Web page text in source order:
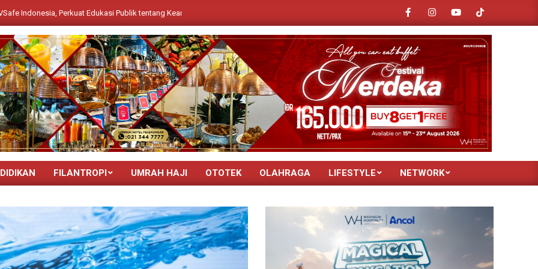
Perkuat Edukasi Publik tentang Keamanan dan Teknologi PHEV Dorong Ekonomi Lokal, KCIC Hadirkan 29 UMKM di Stasiun Whoosh
Primary
Menu
FILANTROPI UMRAH HAJI OTOTEK OLAHRAGA LIFESTYLE NETWORK